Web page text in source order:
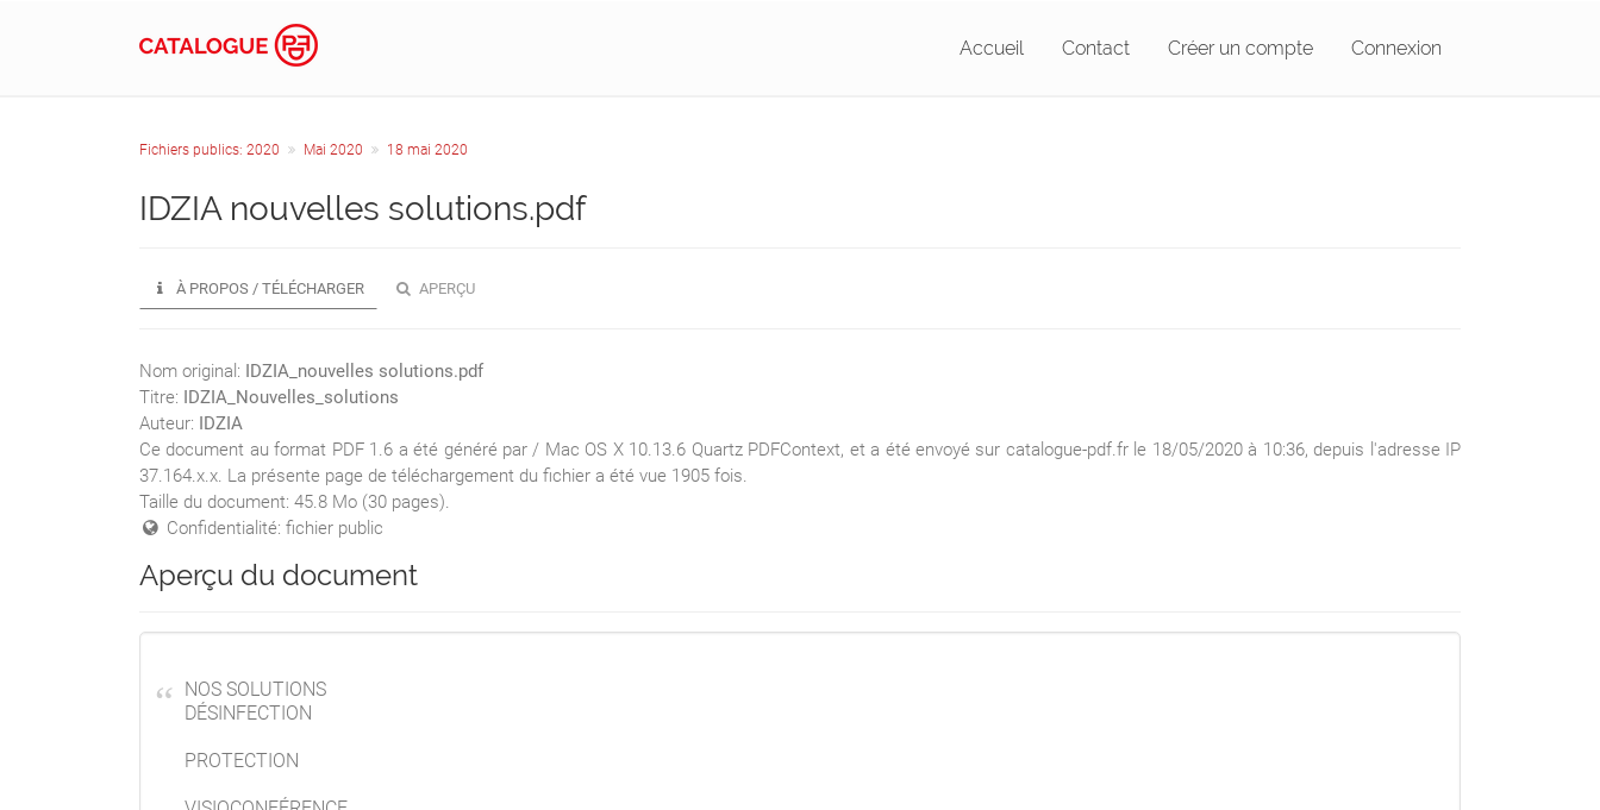
Accueil Contact Créer un compte Connexion
Fichiers publics: 2020 Mai 2020 18 mai 2020
IDZIA nouvelles solutions.pdf
À PROPOS / TÉLÉCHARGER APERÇU
Nom original: IDZIA_nouvelles solutions.pdf
Titre: IDZIA_Nouvelles_solutions
Auteur: IDZIA
Ce document au format PDF 1.6 a été généré par / Mac OS X 10.13.6 Quartz PDFContext, et a été envoyé sur catalogue-pdf.fr le 18/05/2020 à 10:36, depuis l'adresse IP
37.164.x.x. La présente page de téléchargement du fichier a été vue 1905 fois.
Taille du document: 45.8 Mo (30 pages).
Confidentialité: fichier public
Aperçu du document
NOS SOLUTIONS
DÉSINFECTION
PROTECTION